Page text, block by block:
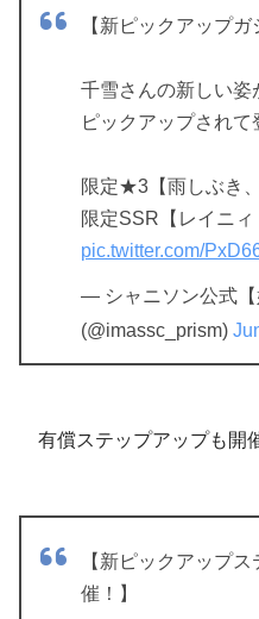
【新ピックアップガ
千雪さんの新しい姿
ピックアップされて
限定★3【雨しぶき
限定SSR【レイニ
pic.twitter.com/
— シャニソン公式【
(@imassc_prism)
有償ステップアップも開
【新ピックアップ
催！】